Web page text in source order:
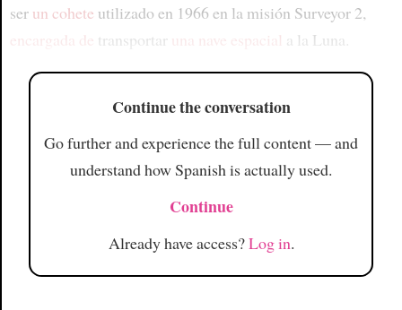
ser un cohete utilizado en 1966 en la misión Surveyor 2,
encargada de
transportar una nave espacial a la Luna.
Continue the conversation
Go further and experience the full content — and
understand how Spanish is actually used.
Continue
Already have access?Log in.